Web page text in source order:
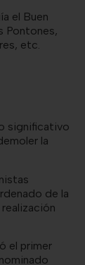
el Buen
Pontones,
etc.
significativo
la
de la
el primer